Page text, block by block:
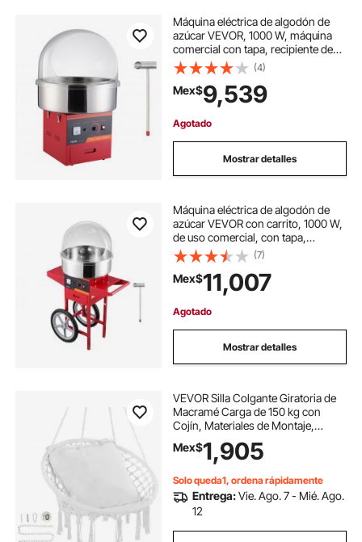
Máquina eléctrica de algodón de
azúcar VEVOR, 1000 W, máquina
comercial con tapa, recipiente de
acero inoxidable, cuchara medidora
de azúcar, cajón, ideal para fiestas
infantiles, cumpleaños y reuniones
familiares, roja
(4)
Mex$9,539
Agotado
Mostrar detalles
Máquina eléctrica de algodón de
azúcar VEVOR con carrito, 1000 W,
de uso comercial, con tapa,
recipiente de acero inoxidable,
cuchara medidora de azúcar y
cajón. Ideal para el hogar,
cumpleaños infantiles y fiestas
familiares. Color rojo.
(7)
Mex$11,007
Agotado
Mostrar detalles
VEVOR Silla Colgante Giratoria de
Macramé Carga de 150 kg con
Cojín, Materiales de Montaje,
Cuerda de Algodón, Silla Columpio
con Flecos para Dormitorio,
Terraza, Jardín, Interior, Exterior,
Blanco
Mex$1,905
Solo queda1, ordena rápidamente
Entrega:Vie. Ago. 7 - Mié. Ago.
12